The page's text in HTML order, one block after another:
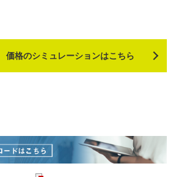
価格のシミュレーションはこちら